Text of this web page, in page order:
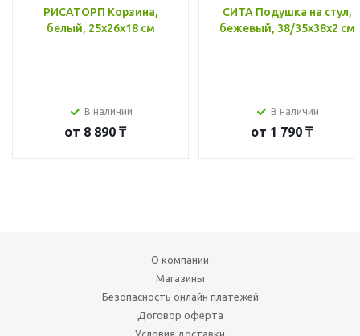
РИСАТОРП Корзина,
белый, 25x26x18 см
В наличии
от 8 890 ₸
СИТА Подушка на стул,
бежевый, 38/35x38x2 см
В наличии
от 1 790 ₸
О компании
Магазины
Безопасность онлайн платежей
Договор оферта
Условия доставки